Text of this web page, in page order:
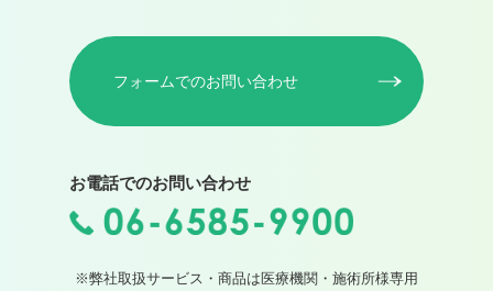
フォームでのお問い合わせ
お電話でのお問い合わせ
※弊社取扱サービス・商品は医療機関・施術所様専用